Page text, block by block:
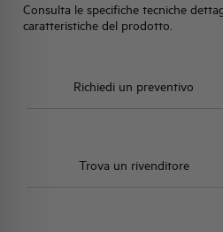
Consulta le specifiche tecniche
caratteristiche del prodotto.
Richiedi un preventivo
Trova un rivenditore